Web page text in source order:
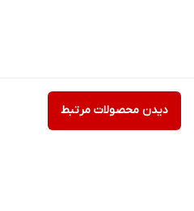
دیدن محصولات مرتبط